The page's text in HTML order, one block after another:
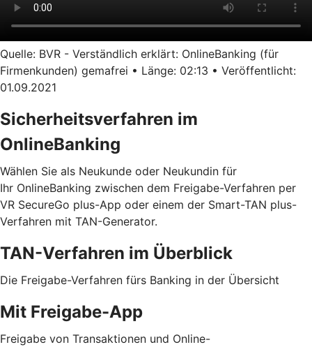
Quelle: BVR - Verständlich erklärt: OnlineBanking (für
Firmenkunden) gemafrei • Länge: 02:13 • Veröffentlicht:
01.09.2021
Sicherheitsverfahren im
OnlineBanking
Wählen Sie als Neukunde oder Neukundin für
Ihr OnlineBanking zwischen dem Freigabe-Verfahren per
VR SecureGo plus-App oder einem der Smart-TAN plus-
Verfahren mit TAN-Generator.
TAN-Verfahren im Überblick
Die Freigabe-Verfahren fürs Banking in der Übersicht
Mit Freigabe-App
Freigabe von Transaktionen und Online-